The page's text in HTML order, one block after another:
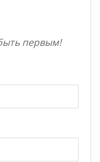
первым!